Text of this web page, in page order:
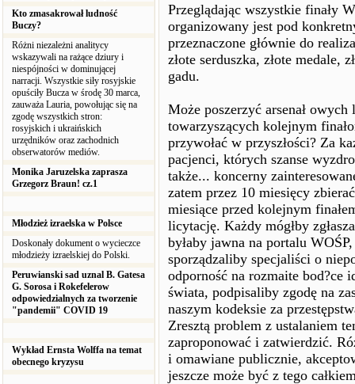
Kto zmasakrował ludność
Buczy?
Różni niezależni analitycy
wskazywali na rażące dziury i
niespójności w dominującej
narracji. Wszystkie siły rosyjskie
opuściły Bucza w środę 30 marca,
zauważa Lauria, powołując się na
zgodę wszystkich stron:
rosyjskich i ukraińskich
urzędników oraz zachodnich
obserwatorów mediów.
Monika Jaruzelska zaprasza
Grzegorz Braun! cz.1
Młodzież izraelska w Polsce
Doskonały dokument o wycieczce
młodzieży izraelskiej do Polski.
Peruwianski sad uznal B. Gatesa
G. Sorosa i Rokefelerow
odpowiedzialnych za tworzenie
"pandemii" COVID 19
Wykład Ernsta Wolffa na temat
obecnego kryzysu
Przeglądając wszystkie finały
organizowany jest pod
przeznaczone głównie do
złote serduszka, złote medale,
gadu.
Może poszerzyć arsenał
towarzyszących kolejnym
przywołać w przyszłości? Za
pacjenci, których szanse
także... koncerny
zatem przez 10 miesięcy
miesiące przed kolejnym
licytację. Każdy mógłby
byłaby jawna na portalu
sporządzaliby specjaliści o
odporność na rozmaite bod?ce
świata, podpisaliby zgodę na
naszym kodeksie za
Zresztą problem z ustalaniem
zaproponować i zatwierdzić.
i omawiane publicznie,
jeszcze może być z tego